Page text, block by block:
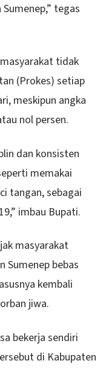
tegas
tidak
(Prokes) setiap
meskipun angka
nol persen.
dan konsisten
memakai
tangan, sebagai
imbau Bupati.
masyarakat
Sumenep bebas
kembali
jiwa.
bekerja sendiri
di Kabupaten